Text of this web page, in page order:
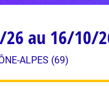
au 16/10/
ALPES (69)